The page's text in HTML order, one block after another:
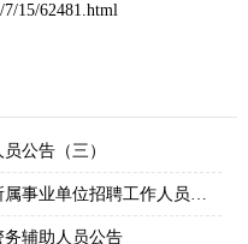
15/62481.html
公告（三）
2025年国家税务总局云南省税务局所属事业单位招聘工作人员公告
务辅助人员公告